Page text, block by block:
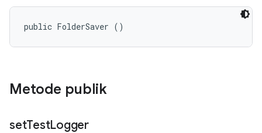
public FolderSaver ()
Metode publik
setTestLogger